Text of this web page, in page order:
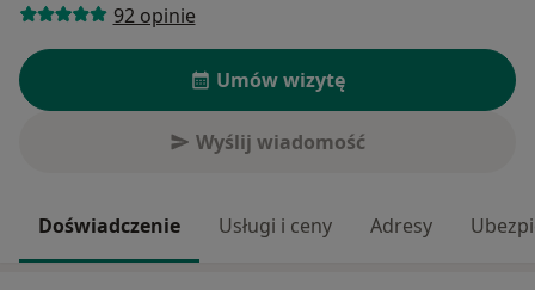
92 opinie
Umów wizytę
Wyślij wiadomość
Doświadczenie Usługi i ceny Adresy